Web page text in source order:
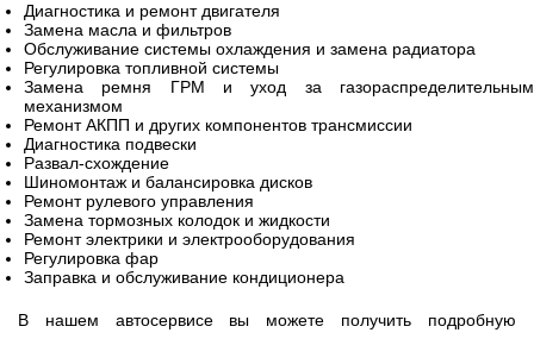
Диагностика и ремонт двигателя
Замена масла и фильтров
Обслуживание системы охлаждения и замена радиатора
Регулировка топливной системы
Замена ремня ГРМ и уход за газораспределительным
механизмом
Ремонт АКПП и других компонентов трансмиссии
Диагностика подвески
Развал-схождение
Шиномонтаж и балансировка дисков
Ремонт рулевого управления
Замена тормозных колодок и жидкости
Ремонт электрики и электрооборудования
Регулировка фар
Заправка и обслуживание кондиционера
В нашем автосервисе вы можете получить подробную